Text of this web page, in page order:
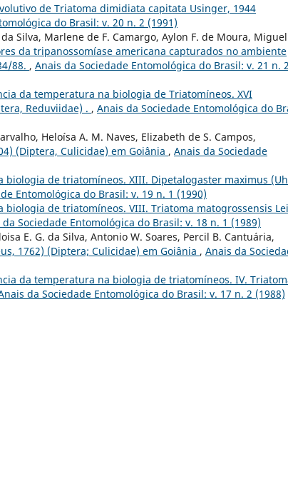
de Triatoma dimidiata capitata Usinger, 1944
do Brasil: v. 20 n. 2 (1991)
Silva, Marlene de F. Camargo, Aylon F. de Moura, Miguel
da tripanossomíase americana capturados no ambiente
88. , Anais da Sociedade Entomológica do Brasil: v. 21 n.
da temperatura na biologia de Triatomíneos. XVI
Reduviidae) . , Anais da Sociedade Entomológica do
Heloísa A. M. Naves, Elizabeth de S. Campos,
(Diptera, Culicidae) em Goiânia , Anais da Sociedade
de triatomíneos. XIII. Dipetalogaster maximus
Entomológica do Brasil: v. 19 n. 1 (1990)
de triatomíneos. VIII. Triatoma matogrossensis
da Sociedade Entomológica do Brasil: v. 18 n. 1 (1989)
E. G. da Silva, Antonio W. Soares, Percil B. Cantuária,
1762) (Diptera; Culicidae) em Goiânia , Anais da
da temperatura na biologia de triatomíneos. IV.
da Sociedade Entomológica do Brasil: v. 17 n. 2 (1988)